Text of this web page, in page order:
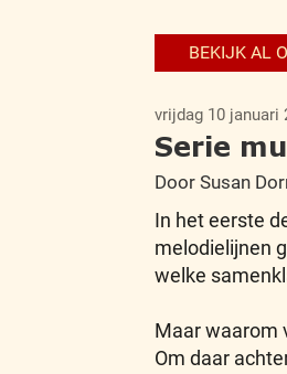
BEKIJK AL
vrijdag 10 januari
Serie
Door Susan
In het eerste
melodielijnen
welke
Maar waarom
Om daar